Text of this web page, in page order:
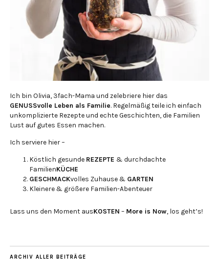
Ich bin Olivia, 3fach-Mama und zelebriere hier das
GENUSSvolle Leben als Familie. Regelmäßig teile ich einfach
unkomplizierte Rezepte und echte Geschichten, die Familien
Lust auf gutes Essen machen.
Ich serviere hier –
Köstlich gesunde REZEPTE & durchdachte
FamilienKÜCHE
GESCHMACKvolles Zuhause & GARTEN
Kleinere & größere Familien-Abenteuer
Lass uns den Moment ausKOSTEN – More is Now, los geht’s!
ARCHIV ALLER BEITRÄGE